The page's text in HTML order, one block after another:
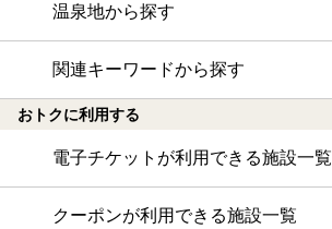
温泉地から探す
関連キーワードから探す
おトクに利用する
電子チケットが利用できる施設一覧
クーポンが利用できる施設一覧